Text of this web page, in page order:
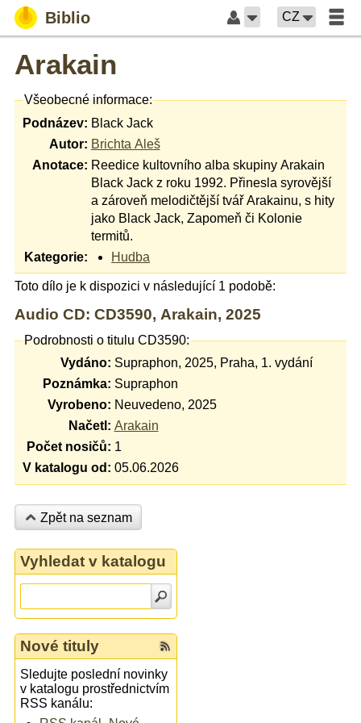
Biblio CZ
Arakain
Všeobecné informace:
Podnázev: Black Jack
Autor: Brichta Aleš
Anotace: Reedice kultovního alba skupiny Arakain
Black Jack z roku 1992. Přinesla syrovější
a zároveň melodičtější tvář Arakainu, s hity
jako Black Jack, Zapomeň či Kolonie
termitů.
Kategorie:
Hudba
Toto dílo je k dispozici v následující 1 podobě:
Audio CD: CD3590, Arakain, 2025
Podrobnosti o titulu CD3590:
Vydáno: Supraphon, 2025, Praha, 1. vydání
Poznámka: Supraphon
Vyrobeno: Neuvedeno, 2025
Načetl: Arakain
Počet nosičů: 1
V katalogu od: 05.06.2026
Zpět na seznam
Vyhledat v katalogu
Nové tituly
Sledujte poslední novinky
v katalogu prostřednictvím
RSS kanálu: